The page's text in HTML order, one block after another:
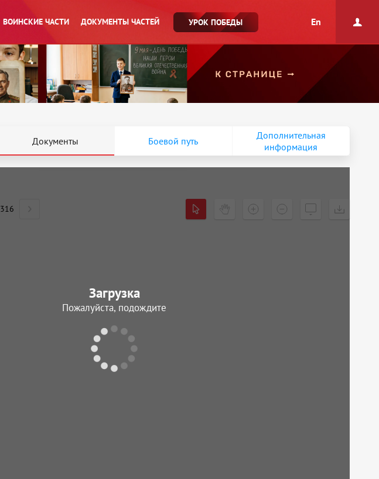
ВОИНСКИЕ ЧАСТИ ДОКУМЕНТЫ ЧАСТЕЙ УРОК ПОБЕДЫ En
Документы Боевой путь
Дополнительная
информация
316
Загрузка
Пожалуйста, подождите